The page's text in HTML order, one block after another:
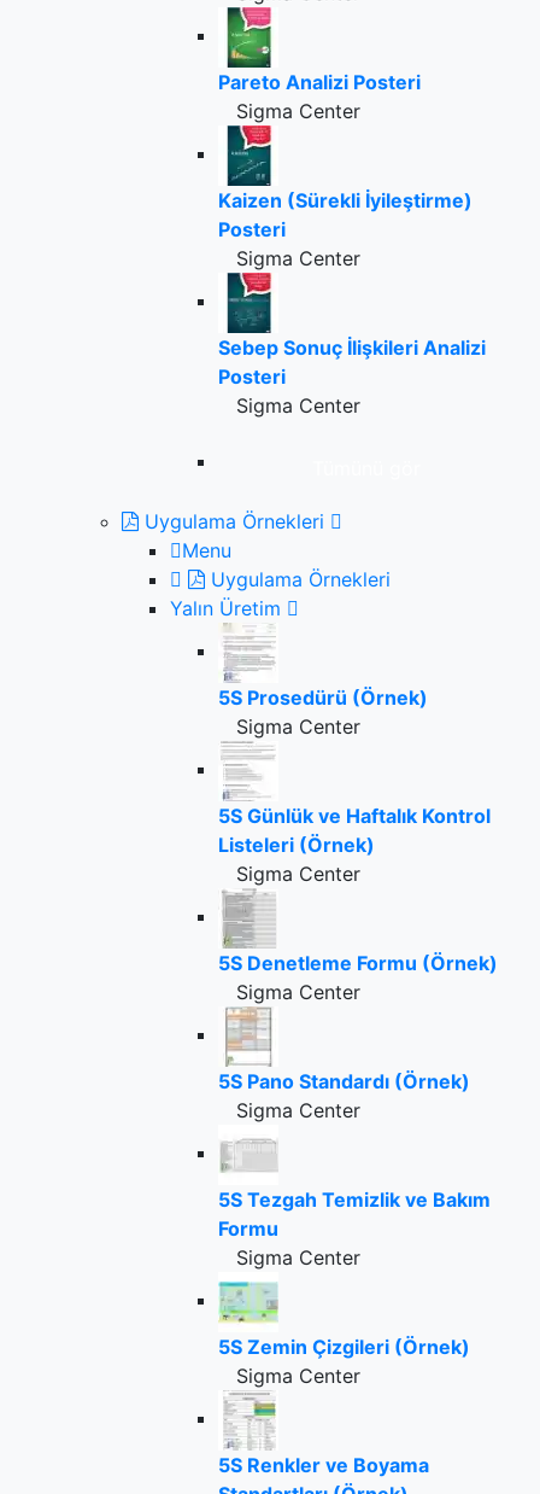
Pareto Analizi Posteri
Sigma Center
Kaizen (Sürekli İyileştirme)
Posteri
Sigma Center
Sebep Sonuç İlişkileri Analizi
Posteri
Sigma Center
Uygulama Örnekleri
Menu
Uygulama Örnekleri
Yalın Üretim
5S Prosedürü (Örnek)
Sigma Center
5S Günlük ve Haftalık Kontrol
Listeleri (Örnek)
Sigma Center
5S Denetleme Formu (Örnek)
Sigma Center
5S Pano Standardı (Örnek)
Sigma Center
5S Tezgah Temizlik ve Bakım
Formu
Sigma Center
5S Zemin Çizgileri (Örnek)
Sigma Center
5S Renkler ve Boyama